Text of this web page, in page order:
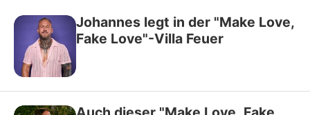
Johannes legt in der "Make Love,
Fake Love"-Villa Feuer